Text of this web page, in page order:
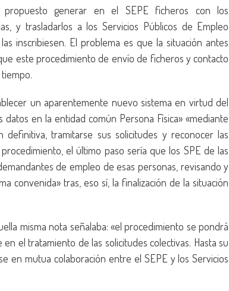
propuesto generar en el SEPE ficheros con los
y trasladarlos a los Servicios Públicos de Empleo
inscribiesen. El problema es que la situación antes
este procedimiento de envío de ficheros y contacto
un aparentemente nuevo sistema en virtud del
en la entidad común Persona Física» «mediante
tramitarse sus solicitudes y reconocer las
el último paso sería que los SPE de las
de empleo de esas personas, revisando y
convenida» tras, eso sí, la finalización de la situación
misma nota señalaba: «el procedimiento se pondrá
el tratamiento de las solicitudes colectivas. Hasta su
en mutua colaboración entre el SEPE y los Servicios